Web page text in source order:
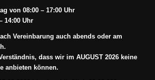
von 08:00 – 17:00 Uhr
14:00 Uhr
Vereinbarung auch abends oder am
dass wir im AUGUST 2026 keine
anbieten können.